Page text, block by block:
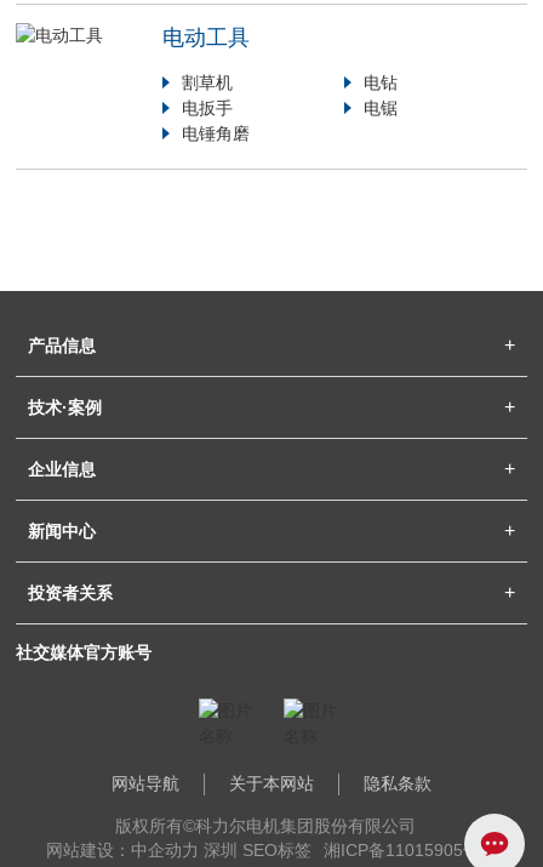
电动工具
割草机
电钻
电扳手
电锯
电锤角磨
产品信息
技术·案例
企业信息
新闻中心
投资者关系
社交媒体官方账号
网站导航 关于本网站 隐私条款
版权所有©科力尔电机集团股份有限公司
网站建设：中企动力 深圳 SEO标签
湘ICP备11015905号-1